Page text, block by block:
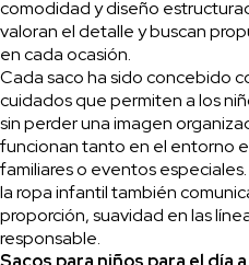
comodidad y diseño
valoran el detalle y buscan
en cada ocasión.
Cada saco ha sido concebido
cuidados que permiten a los
sin perder una imagen
funcionan tanto en el entorno
familiares o eventos
la ropa infantil también
proporción, suavidad en las
responsable.